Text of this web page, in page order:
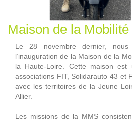
Maison de la
Le 28 novembre dernier,
l’inauguration de la Maison de la
la Haute-Loire. Cette maison
associations FIT, Solidarauto 43 et
avec les territoires de la Jeune
Allier.
Les missions de la MMS